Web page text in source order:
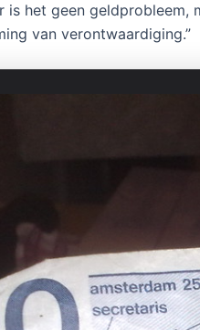
is het geen geldprobleem,
van verontwaardiging.”